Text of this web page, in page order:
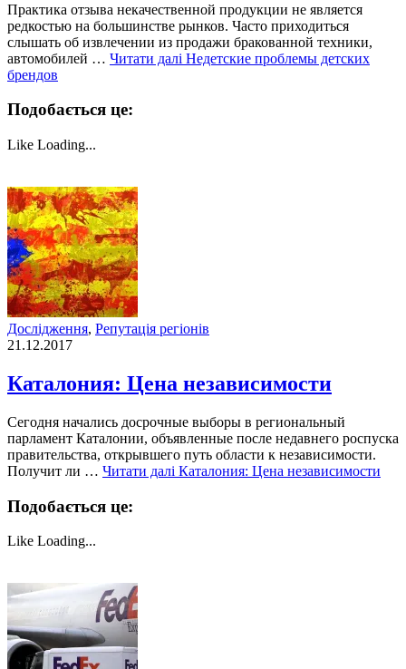
Практика отзыва некачественной продукции не является
редкостью на большинстве рынков. Часто приходиться
слышать об извлечении из продажи бракованной техники,
автомобилей … Читати далі Недетские проблемы детских
брендов
Подобається це:
Like Loading...
Дослідження, Репутація регіонів
21.12.2017
Каталония: Цена независимости
Сегодня начались досрочные выборы в региональный
парламент Каталонии, объявленные после недавнего роспуска
правительства, открывшего путь области к независимости.
Получит ли … Читати далі Каталония: Цена независимости
Подобається це:
Like Loading...